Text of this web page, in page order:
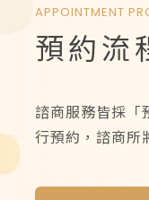
APPOINTMENT
預約流
諮商服務皆採「
行預約，諮商所